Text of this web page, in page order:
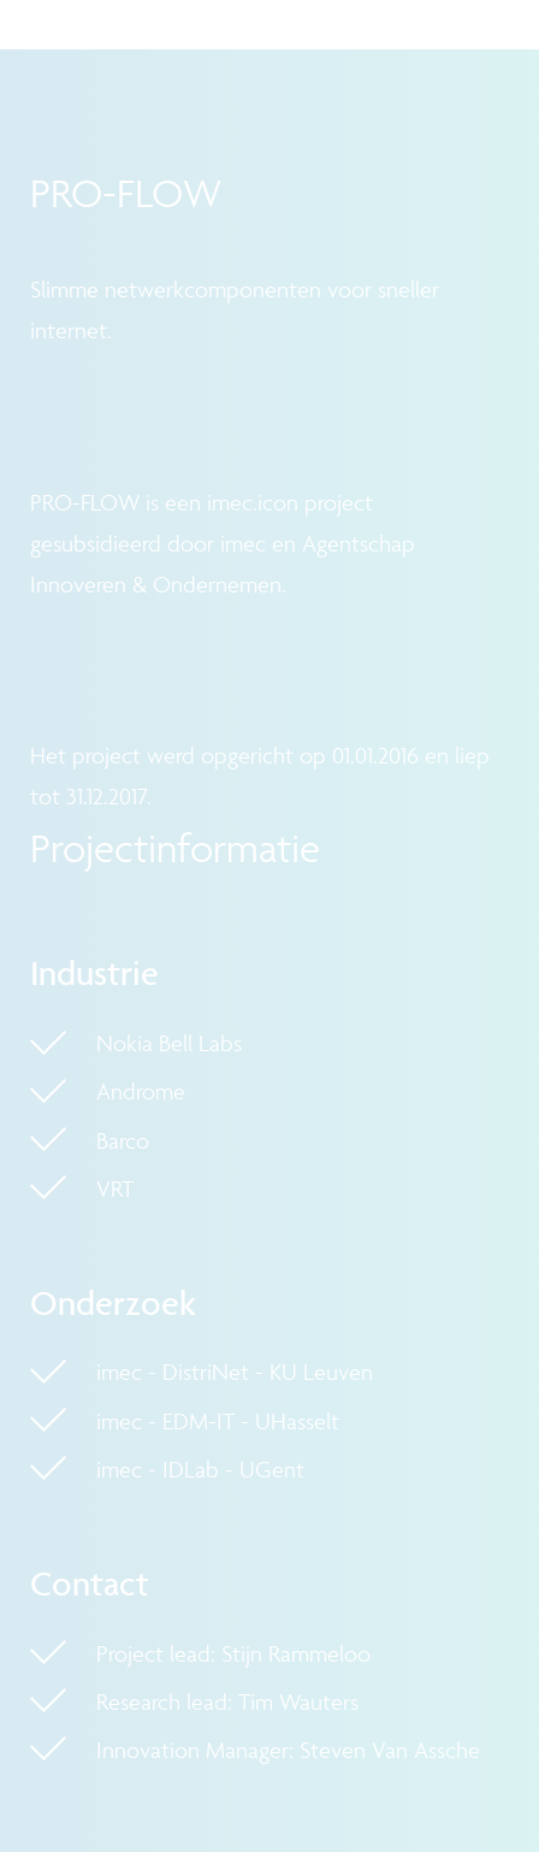
PRO-FLOW
Slimme netwerkcomponenten voor sneller
internet.
PRO-FLOW is een imec.icon project
gesubsidieerd door imec en Agentschap
Innoveren & Ondernemen.
Het project werd opgericht op 01.01.2016 en liep
tot 31.12.2017.
Projectinformatie
Industrie
Nokia Bell Labs
Androme
Barco
VRT
Onderzoek
imec - DistriNet - KU Leuven
imec - EDM-IT - UHasselt
imec - IDLab - UGent
Contact
Project lead: Stijn Rammeloo
Research lead: Tim Wauters
Innovation Manager: Steven Van Assche